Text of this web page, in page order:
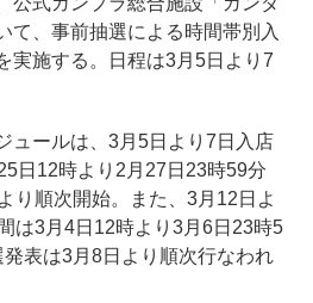
て、事前抽選による時間帯別入
実施する。日程は3月5日より7
ュールは、3月5日より7日入店
日12時より2月27日23時59分
り順次開始。また、3月12日よ
は3月4日12時より3月6日23時5
表は3月8日より順次行なわれ